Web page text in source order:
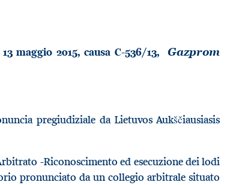
maggio 2015, causa C-536/13,
Gazprom
pregiudiziale da Lietuvos Aukščiausiasis
-Riconoscimento ed esecuzione dei lodi
pronunciato da un collegio arbitrale situato